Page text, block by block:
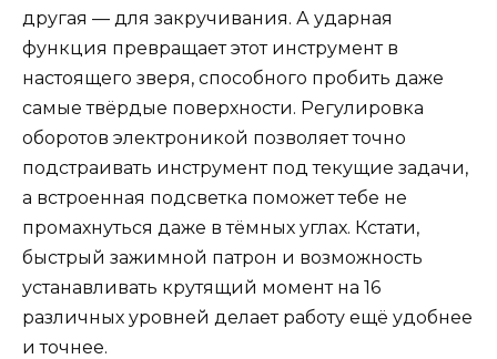
другая — для закручивания. А ударная
функция превращает этот инструмент в
настоящего зверя, способного пробить даже
самые твёрдые поверхности. Регулировка
оборотов электроникой позволяет точно
подстраивать инструмент под текущие задачи,
а встроенная подсветка поможет тебе не
промахнуться даже в тёмных углах. Кстати,
быстрый зажимной патрон и возможность
устанавливать крутящий момент на 16
различных уровней делает работу ещё удобнее
и точнее.